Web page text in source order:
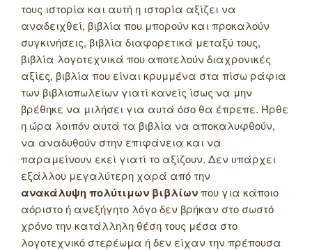
τους ιστορία και αυτή η ιστορία αξίζει να
αναδειχθεί, βιβλία που μπορούν και προκαλούν
συγκινήσεις, βιβλία διαφορετικά μεταξύ τους,
βιβλία λογοτεχνικά που αποτελούν διαχρονικές
αξίες, βιβλία που είναι κρυμμένα στα πίσω ράφια
των βιβλιοπωλείων γιατί κανείς ίσως να μην
βρέθηκε να μιλήσει για αυτά όσο θα έπρεπε. Ήρθε
η ώρα λοιπόν αυτά τα βιβλία να αποκαλυφθούν,
να αναδυθούν στην επιφάνεια και να
παραμείνουν εκεί γιατί το αξίζουν. Δεν υπάρχει
εξάλλου μεγαλύτερη χαρά από την
ανακάλυψη πολύτιμων βιβλίωνπου για κάποιο
αόριστο ή ανεξήγητο λόγο δεν βρήκαν στο σωστό
χρόνο την κατάλληλη θέση τους μέσα στο
λογοτεχνικό στερέωμα ή δεν είχαν την πρέπουσα